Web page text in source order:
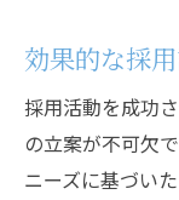
社内研
長期的
バイト
正社員
効果的な採
採用活動を成功
の立案が不可欠
ニーズに基づい